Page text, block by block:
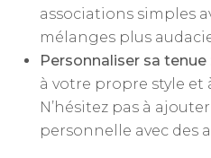
associations simples
mélanges plus
Personnaliser sa tenue
à votre propre style
N’hésitez pas à
personnelle avec des